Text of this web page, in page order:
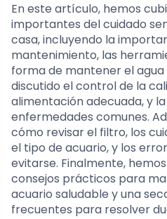
En este artículo, hemos
importantes del cuidado
casa, incluyendo la
mantenimiento, las
forma de mantener el agua
discutido el control de la
alimentación adecuada, y
enfermedades comunes.
cómo revisar el filtro, los
el tipo de acuario, y los
evitarse. Finalmente,
consejos prácticos para
acuario saludable y una
frecuentes para resolver